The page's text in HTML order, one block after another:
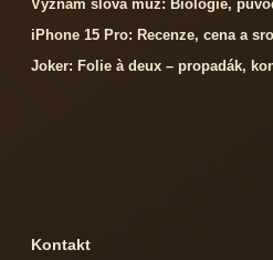
Význam slova muž: Biologie,
iPhone 15 Pro: Recenze, cena a
Joker: Folie à deux – propadák,
Kontakt